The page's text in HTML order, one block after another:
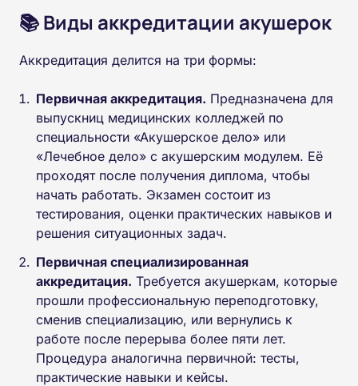
📚 Виды аккредитации акушерок
Аккредитация делится на три формы:
Первичная аккредитация. Предназначена для
выпускниц медицинских колледжей по
специальности «Акушерское дело» или
«Лечебное дело» с акушерским модулем. Её
проходят после получения диплома, чтобы
начать работать. Экзамен состоит из
тестирования, оценки практических навыков и
решения ситуационных задач.
Первичная специализированная
аккредитация. Требуется акушеркам, которые
прошли профессиональную переподготовку,
сменив специализацию, или вернулись к
работе после перерыва более пяти лет.
Процедура аналогична первичной: тесты,
практические навыки и кейсы.